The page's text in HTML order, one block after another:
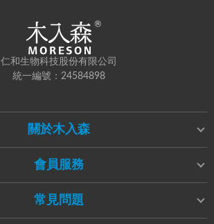
仁和生物科技股份有限公司
統一編號：24584898
關於木入森
會員服務
常見問題